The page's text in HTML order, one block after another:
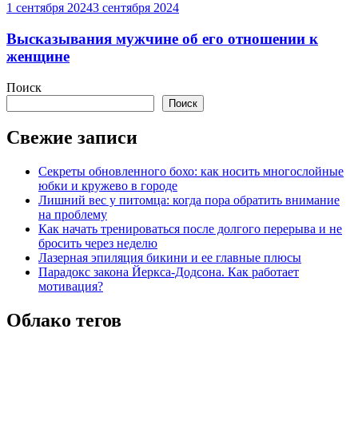
1 сентября 20243 сентября 2024
Высказывания мужчине об его отношении к
женщине
Поиск
Поиск
Свежие записи
Секреты обновленного бохо: как носить многослойные
юбки и кружево в городе
Лишний вес у питомца: когда пора обратить внимание
на проблему
Как начать тренироваться после долгого перерыва и не
бросить через неделю
Лазерная эпиляция бикини и ее главные плюсы
Парадокс закона Йеркса-Додсона. Как работает
мотивация?
Облако тегов